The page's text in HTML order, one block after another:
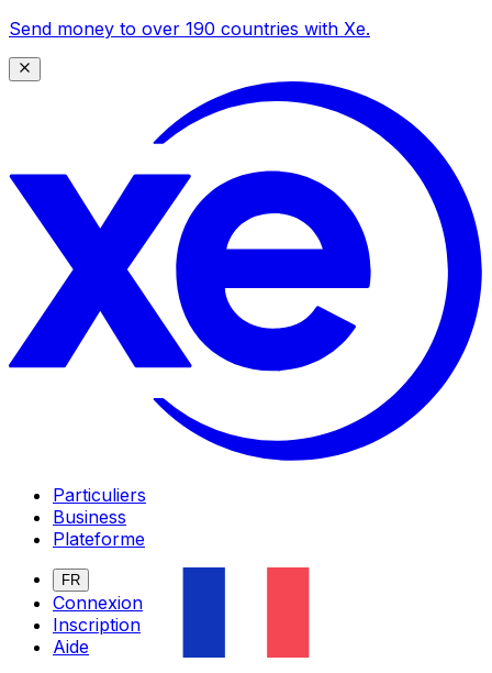
Send money to over 190 countries with Xe.
Particuliers
Business
Plateforme
FR
Connexion
Inscription
Aide